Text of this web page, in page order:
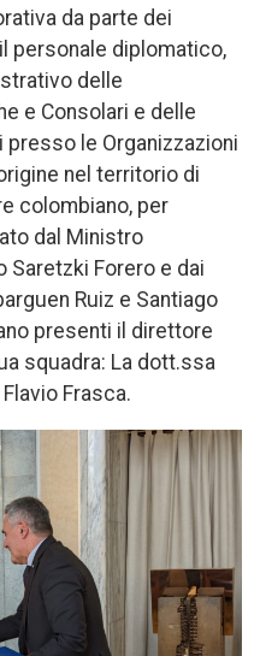
da parte dei
personale diplomatico,
delle
e Consolari e delle
presso le Organizzazioni
nel territorio di
colombiano, per
dal Ministro
Saretzki Forero e dai
Ruiz e Santiago
presenti il ​​direttore
squadra: La dott.ssa
Frasca.